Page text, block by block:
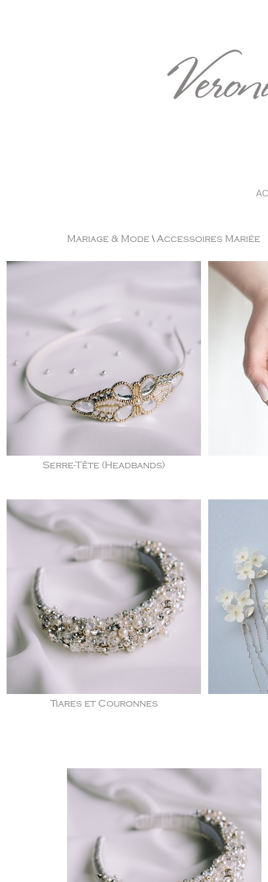
Mariage & Mode \ Accessoires Mariée
Serre-Tête (Headbands)
Tiares et Couronnes